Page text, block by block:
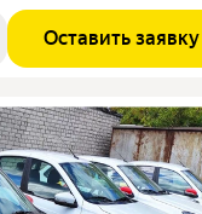
Оставить заявку